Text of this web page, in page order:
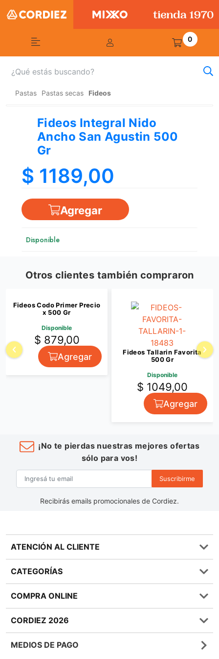
0
Pastas Pastas secas Fideos
Fideos Integral Nido
Ancho San Agustin 500
Gr
$ 1189,00
Agregar
Disponible
Otros clientes también compraron
Fideos Codo Primer Precio
x 500 Gr
Disponible
$ 879,00
Agregar
Fideos Tallarin Favorita
500 Gr
Disponible
$ 1049,00
Agregar
¡No te pierdas nuestras mejores ofertas
sólo para vos!
Suscribirme
Recibirás emails promocionales de Cordiez.
ATENCIÓN AL CLIENTE
Preguntas frecuentes
0810 555 1970
Términos y condiciones
Política de Devoluciones
Bases y Condiciones de Sorteos
CATEGORÍAS
Bebidas
Lácteos
COMPRA ONLINE
Métodos de entrega
Giftcards
CORDIEZ 2026
Quienes Somos
MEDIOS DE PAGO